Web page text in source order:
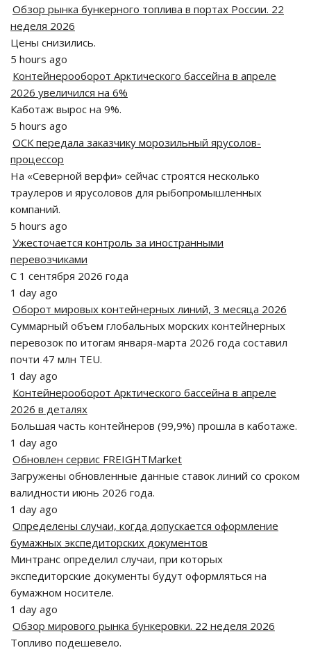
Обзор рынка бункерного топлива в портах России. 22
неделя 2026
Цены снизились.
5 hours ago
Контейнерооборот Арктического бассейна в апреле
2026 увеличился на 6%
Каботаж вырос на 9%.
5 hours ago
ОСК передала заказчику морозильный ярусолов-
процессор
На «Северной верфи» сейчас строятся несколько
траулеров и ярусоловов для рыбопромышленных
компаний.
5 hours ago
Ужесточается контроль за иностранными
перевозчиками
С 1 сентября 2026 года
1 day ago
Оборот мировых контейнерных линий, 3 месяца 2026
Суммарный объем глобальных морских контейнерных
перевозок по итогам января-марта 2026 года составил
почти 47 млн TEU.
1 day ago
Контейнерооборот Арктического бассейна в апреле
2026 в деталях
Большая часть контейнеров (99,9%) прошла в каботаже.
1 day ago
Обновлен сервис FREIGHTMarket
Загружены обновленные данные ставок линий со сроком
валидности июнь 2026 года.
1 day ago
Определены случаи, когда допускается оформление
бумажных экспедиторских документов
Минтранс определил случаи, при которых
экспедиторские документы будут оформляться на
бумажном носителе.
1 day ago
Обзор мирового рынка бункеровки. 22 неделя 2026
Топливо подешевело.